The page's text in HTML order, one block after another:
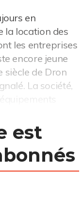
en
la location des
les entreprises
encore jeune
siècle de Dron
La société,
est